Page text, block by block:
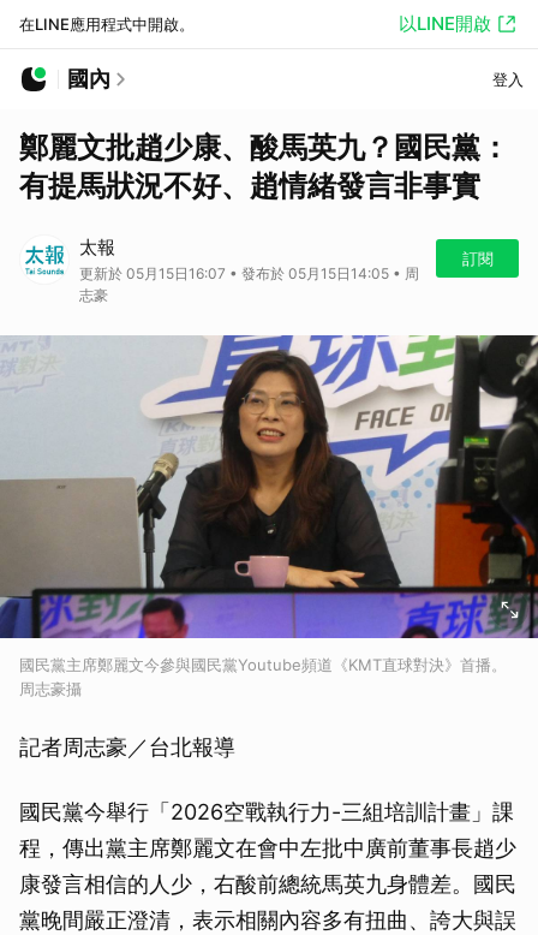
在LINE應用程式中開啟。 以LINE開啟
國內 登入
鄭麗文批趙少康、酸馬英九？國民黨：
有提馬狀況不好、趙情緒發言非事實
太報
更新於 05月15日16:07 • 發布於 05月15日14:05 • 周
志豪
訂閱
國民黨主席鄭麗文今參與國民黨Youtube頻道《KMT直球對決》首播。
周志豪攝
記者周志豪／台北報導
國民黨今舉行「2026空戰執行力-三組培訓計畫」課
程，傳出黨主席鄭麗文在會中左批中廣前董事長趙少
康發言相信的人少，右酸前總統馬英九身體差。國民
黨晚間嚴正澄清，表示相關內容多有扭曲、誇大與誤